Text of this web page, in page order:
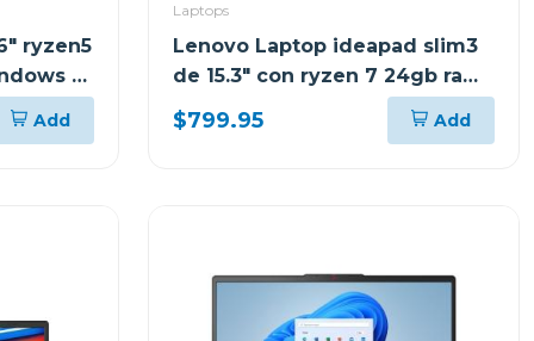
ryzen5
11
+
Add
Laptops
Lenovo Laptop ideapad slim3
de 15.3" con ryzen 7 24gb ram
y 512gb ssd windows 11
83K700ECGJ
$799.95 Add